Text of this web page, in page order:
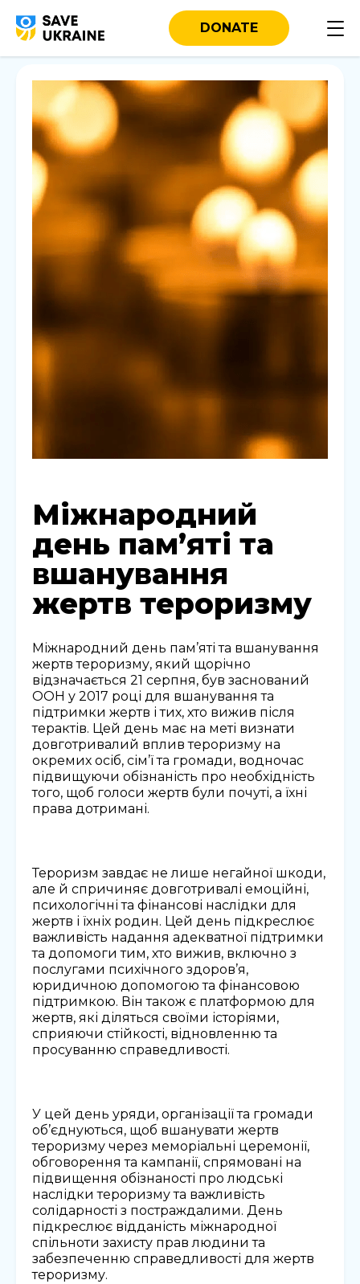
DONATE
Міжнародний
день пам’яті та
вшанування
жертв тероризму
Міжнародний день пам’яті та вшанування
жертв тероризму, який щорічно
відзначається 21 серпня, був заснований
ООН у 2017 році для вшанування та
підтримки жертв і тих, хто вижив після
терактів. Цей день має на меті визнати
довготривалий вплив тероризму на
окремих осіб, сім’ї та громади, водночас
підвищуючи обізнаність про необхідність
того, щоб голоси жертв були почуті, а їхні
права дотримані.
Тероризм завдає не лише негайної шкоди,
але й спричиняє довготривалі емоційні,
психологічні та фінансові наслідки для
жертв і їхніх родин. Цей день підкреслює
важливість надання адекватної підтримки
та допомоги тим, хто вижив, включно з
послугами психічного здоров’я,
юридичною допомогою та фінансовою
підтримкою. Він також є платформою для
жертв, які діляться своїми історіями,
сприяючи стійкості, відновленню та
просуванню справедливості.
У цей день уряди, організації та громади
об’єднуються, щоб вшанувати жертв
тероризму через меморіальні церемонії,
обговорення та кампанії, спрямовані на
підвищення обізнаності про людські
наслідки тероризму та важливість
солідарності з постраждалими. День
підкреслює відданість міжнародної
спільноти захисту прав людини та
забезпеченню справедливості для жертв
тероризму.